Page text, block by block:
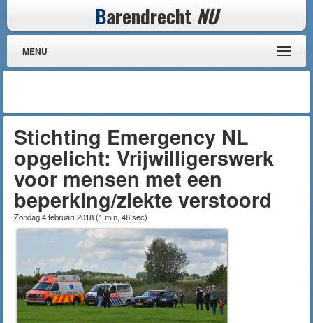
Barendrecht NU
MENU
Stichting Emergency NL
opgelicht: Vrijwilligerswerk
voor mensen met een
beperking/ziekte verstoord
Zondag 4 februari 2018(1 min, 48 sec)